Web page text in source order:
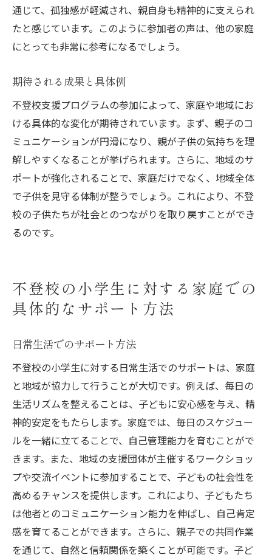
通じて、孤独感が軽減され、親自身も精神的に支えられ
たと感じています。このように参加者の声は、他の家庭
にとっても非常に参考になるでしょう。
期待される成果と具体例
不登校支援プログラムの参加によって、家庭や地域にお
ける具体的な変化が期待されています。まず、親子のコ
ミュニケーションが円滑になり、親が子供の気持ちを理
解しやすくなることが挙げられます。さらに、地域のサ
ポートが強化されることで、家庭だけでなく、地域全体
で子供を見守る体制が整うでしょう。これにより、不登
校の子供たちが社会とのつながりを取り戻すことができ
るのです。
不登校の小学生に対する家庭での
具体的なサポート方法
日常生活でのサポート方法
不登校の小学生に対する日常生活でのサポートは、家庭
と地域が協力して行うことが大切です。例えば、毎日の
生活リズムを整えることは、子どもに安心感を与え、精
神的安定をもたらします。家庭では、毎日のスケジュー
ルを一緒に立てることで、自己管理能力を育むことがで
きます。また、地域の支援団体が主催するワークショッ
プや交流イベントに参加することで、子どもの社会性を
高めるチャンスを提供します。これにより、子どもたち
は他者とのコミュニケーション能力を伸ばし、自己肯定
感を育てることができます。さらに、親子での共同作業
を通じて、自然と信頼関係を築くことが可能です。子ど